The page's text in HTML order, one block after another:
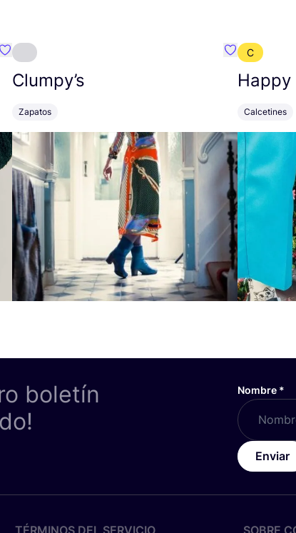
Favoritos {nombre}
Clumpy’s
Zapatos
Favoritos
C
Happy
Calcetines
boletín
Nombre *
Enviar
TÉRMINOS DEL SERVICIO SOBRE